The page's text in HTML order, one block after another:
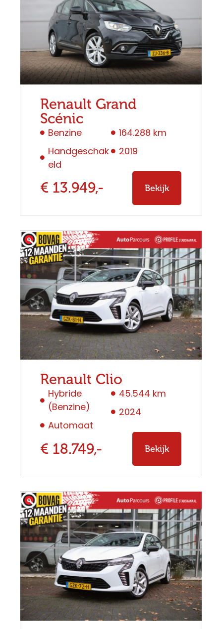
Renault Grand
Scénic
Benzine
Handgeschak
eld
164.288 km
2019
€ 13.949,- Bekijk
Renault Clio
Hybride
(Benzine)
Automaat
45.544 km
2024
€ 18.749,- Bekijk